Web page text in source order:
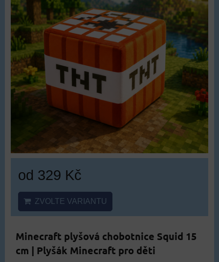
od 329 Kč
ZVOLTE VARIANTU
Minecraft plyšová chobotnice Squid 15
cm | Plyšák Minecraft pro děti